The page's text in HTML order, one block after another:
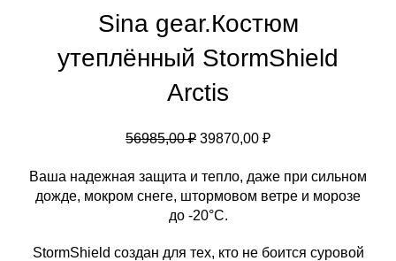
Sina gear.Костюм
утеплённый StormShield
Arctis
56985,00₽ Первоначальная
составляла
56985,00 ₽.
39870,00 ₽Текущая
39870,00 ₽.
Ваша надежная защита и тепло, даже при сильном
дожде, мокром снеге, штормовом ветре и морозе
до -20°C.
StormShield создан для тех, кто не боится суровой